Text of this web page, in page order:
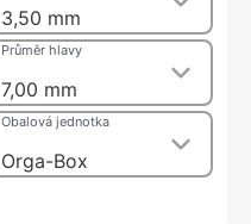
3,50 mm
7,00 mm
Průměr hlavy
Orga-Box
Obalová jednotka